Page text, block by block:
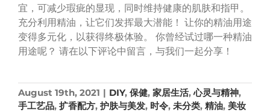
宜，可减少瑕疵的显现，同时维持健康的肌肤和指甲。
充分利用精油，让它们发挥最大潜能！ 让你的精油用途
变得多元化，以获得终极体验。 你曾经试过哪一种精油
用途呢？ 请在以下评论中留言，与我们一起分享！
August 19th, 2021 | DIY, 保健, 家居生活,心灵与精神,
手工艺品, 扩香配方, 护肤与美发, 时令, 未分类, 精油, 美妆